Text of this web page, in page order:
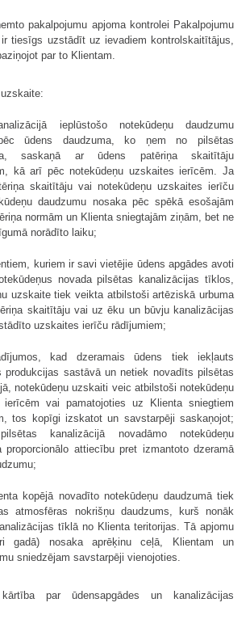
pakalpojumu apjoma kontrolei Pakalpojumu
tiesīgs uzstādīt uz ievadiem kontrolskaitītājus,
par to Klientam.
ieplūstošo notekūdeņu daudzumu
ūdens daudzuma, ko ņem no pilsētas
saskaņā ar ūdens patēriņa skaitītāju
kā arī pēc notekūdeņu uzskaites ierīcēm. Ja
skaitītāju vai notekūdeņu uzskaites ierīču
daudzumu nosaka pēc spēkā esošajām
normām un Klienta sniegtajām ziņām, bet ne
norādīto laiku;
kuriem ir savi vietējie ūdens apgādes avoti
novada pilsētas kanalizācijas tīklos,
uzskaite tiek veikta atbilstoši artēziskā urbuma
skaitītāju vai uz ēku un būvju kanalizācijas
uzskaites ierīču rādījumiem;
kad dzeramais ūdens tiek iekļauts
produkcijas sastāvā un netiek novadīts pilsētas
notekūdeņu uzskaiti veic atbilstoši notekūdeņu
ierīcēm vai pamatojoties uz Klienta sniegtiem
tos kopīgi izskatot un savstarpēji saskaņojot;
kanalizācijā novadāmo notekūdeņu
proporcionālo attiecību pret izmantoto dzeramā
kopējā novadīto notekūdeņu daudzumā tiek
atmosfēras nokrišņu daudzums, kurš nonāk
tīklā no Klienta teritorijas. Tā apjomu
gadā) nosaka aprēķinu ceļā, Klientam un
sniedzējam savstarpēji vienojoties.
par ūdensapgādes un kanalizācijas